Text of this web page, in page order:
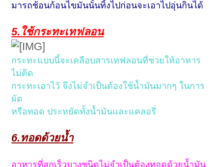
มารถช้อนก้อนไขมันนั้นทิ้งไปก่อนจะเอาไปอุ่นกินได้
5.ใช้กระทะเทฟลอน
กระทะแบบนี้จะเคลือบสารเทฟลอนที่ช่วยให้อาหาร
ไม่ติด
กระทะเอาไว้ จึงไม่จำเป็นต้องใช้น้ำมันมากๆ ในการ
ผัด
หรือทอด ประหยัดทั้งน้ำมันและแคลอรี่
6.ทอดด้วยน้ำ
อาหารที่สุกเร็วบางชนิดไม่จำเป็นต้องทอดด้วยน้ำมัน